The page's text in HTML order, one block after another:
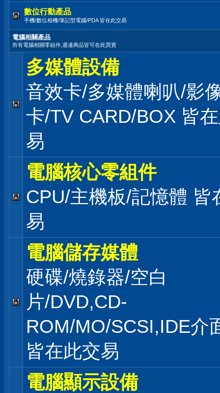
數位行動產品
手機/數位相機/筆記型電腦/PDA 皆在此交易
電腦相關產品
所有電腦相關零組件,週邊商品皆可在此買賣
多媒體設備
音效卡/多媒體喇叭/影
卡/TV CARD/BOX 皆
易
電腦核心零組件
CPU/主機板/記憶體 皆
易
電腦儲存媒體
硬碟/燒錄器/空白
片/DVD,CD-
ROM/MO/SCSI,IDE介
皆在此交易
電腦顯示設備